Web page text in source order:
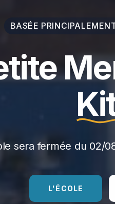
BASÉE
sera fermée du 02/
L'ÉCOLE